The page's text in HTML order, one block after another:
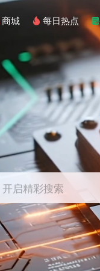
商城 每日热点
开启精彩搜索